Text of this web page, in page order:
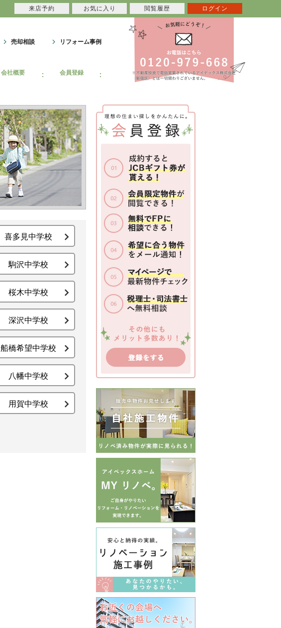
売却相談 リフォーム事例
会社概要 会員登録
喜多見中学校
駒沢中学校
桜木中学校
深沢中学校
船橋希望中学校
八幡中学校
用賀中学校
来店予約 お気に入り 閲覧履歴 ログイン